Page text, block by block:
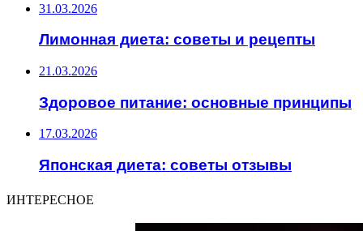
31.03.2026
Лимонная диета: советы и рецепты
21.03.2026
Здоровое питание: основные принципы
17.03.2026
Японская диета: советы отзывы
ИНТЕРЕСНОЕ